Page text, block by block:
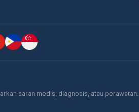
saran medis, diagnosis, atau perawatan.